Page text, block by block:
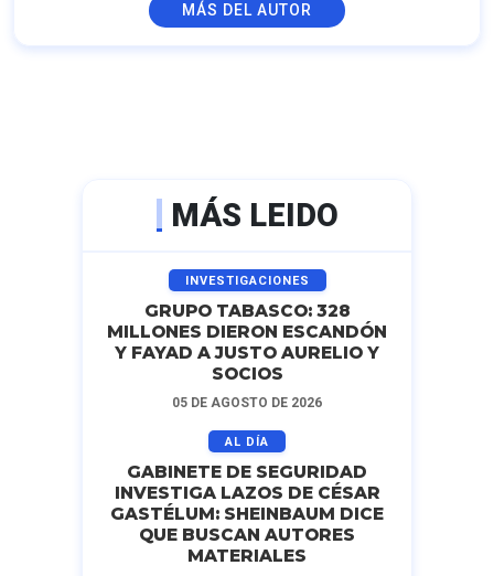
MÁS DEL AUTOR
MÁS LEIDO
INVESTIGACIONES
GRUPO TABASCO: 328
MILLONES DIERON ESCANDÓN
Y FAYAD A JUSTO AURELIO Y
SOCIOS
05 DE AGOSTO DE 2026
AL DÍA
GABINETE DE SEGURIDAD
INVESTIGA LAZOS DE CÉSAR
GASTÉLUM: SHEINBAUM DICE
QUE BUSCAN AUTORES
MATERIALES